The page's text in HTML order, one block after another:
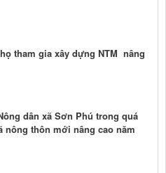
tham gia xây dựng NTM nâng
dân xã Sơn Phú trong quá
thôn mới nâng cao năm